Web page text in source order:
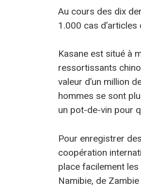
Au cours des dix
1.000 cas
Kasane est situé à
ressortissants
valeur d’un million
hommes se sont
un pot-de-vin pour
Pour enregistrer
coopération
place facilement
Namibie, de